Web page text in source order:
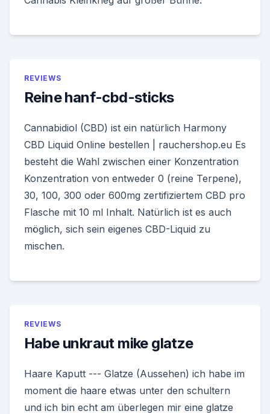
REVIEWS
Reine hanf-cbd-sticks
Cannabidiol (CBD) ist ein natürlich Harmony
CBD Liquid Online bestellen | rauchershop.eu Es
besteht die Wahl zwischen einer Konzentration
Konzentration von entweder 0 (reine Terpene),
30, 100, 300 oder 600mg zertifiziertem CBD pro
Flasche mit 10 ml Inhalt. Natürlich ist es auch
möglich, sich sein eigenes CBD-Liquid zu
mischen.
REVIEWS
Habe unkraut mike glatze
Haare Kaputt --- Glatze (Aussehen) ich habe im
moment die haare etwas unter den schultern
und ich bin echt am überlegen mir eine glatze